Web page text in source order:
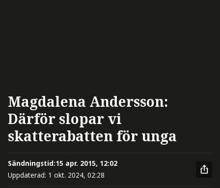
Magdalena Andersson:
Därför slopar vi
skatterabatten för unga
Sändningstid:15 apr. 2015, 12:02
Uppdaterad: 1 okt. 2024, 02:28